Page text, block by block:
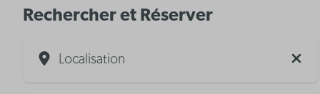
Rechercher et Réserver
Localisation